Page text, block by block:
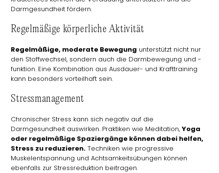
Darmgesundheit fördern.
Regelmäßige körperliche Aktivität
Regelmäßige, moderate Bewegung unterstützt nicht nur
den Stoffwechsel, sondern auch die Darmbewegung und -
funktion. Eine Kombination aus Ausdauer- und Krafttraining
kann besonders vorteilhaft sein.
Stressmanagement
Chronischer Stress kann sich negativ auf die
Darmgesundheit auswirken. Praktiken wie Meditation,Yoga
oder regelmäßige Spaziergänge können dabei helfen,
Stress zu reduzieren. Techniken wie progressive
Muskelentspannung und Achtsamkeitsübungen können
ebenfalls zur Stressreduktion beitragen.